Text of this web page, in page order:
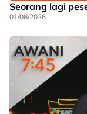
Seorang lagi
01/08/2026